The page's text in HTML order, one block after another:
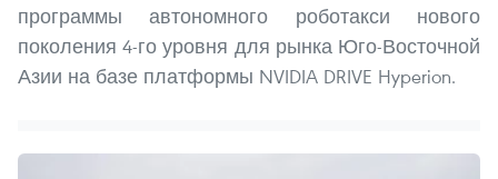
программы автономного роботакси нового
поколения 4-го уровня для рынка Юго-Восточной
Азии на базе платформы NVIDIA DRIVE Hyperion.